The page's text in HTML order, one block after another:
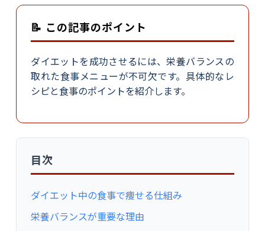
📝 この記事のポイント
ダイエットを成功させるには、栄養バランスの
取れた食事メニューが不可欠です。具体的なレ
シピと食事のポイントを紹介します。
目次
ダイエット中の食事で痩せる仕組み
栄養バランスが重要な理由